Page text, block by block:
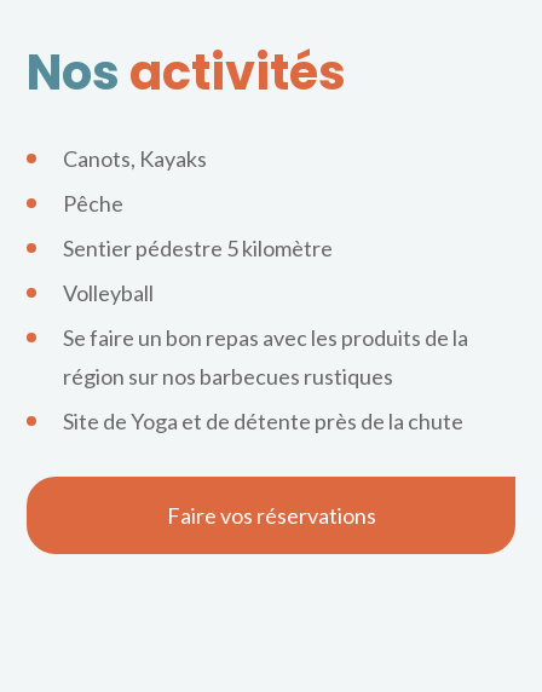
Nosactivités
Canots, Kayaks
Pêche
Sentier pédestre 5 kilomètre
Volleyball
Se faire un bon repas avec les produits de la
région sur nos barbecues rustiques
Site de Yoga et de détente près de la chute
Faire vos réservations